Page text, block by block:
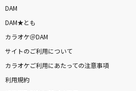
むげんのチケット
まらしぃ feat.初音ミク、KAITO
DAM
DAM★とも
カラオケ＠DAM
サイトのご利用について
カラオケご利用にあたっての注意事項
利用規約